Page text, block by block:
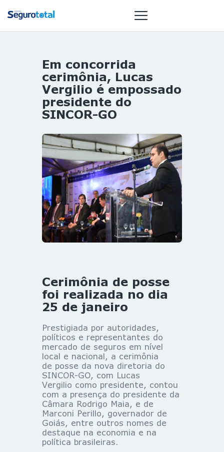
NOTÍCIAS
REVISTA
ESPECIAIS
GAIVOTA DE
ST SUMMIT
MULHERES
GESTORAS
HOMEST
HOME
Em concorrida
cerimônia, Lucas
Vergilio é empossado
presidente do
SINCOR-GO
Cerimônia de posse
foi realizada no dia
25 de janeiro
Prestigiada por autoridades,
políticos e representantes do
mercado de seguros em nível
local e nacional, a cerimônia
de posse da nova diretoria do
SINCOR-GO, com Lucas
Vergilio como presidente, contou
com a presença do presidente da
Câmara Rodrigo Maia, e de
Marconi Perillo, governador de
Goiás, entre outros nomes de
destaque na economia e na
política brasileiras.